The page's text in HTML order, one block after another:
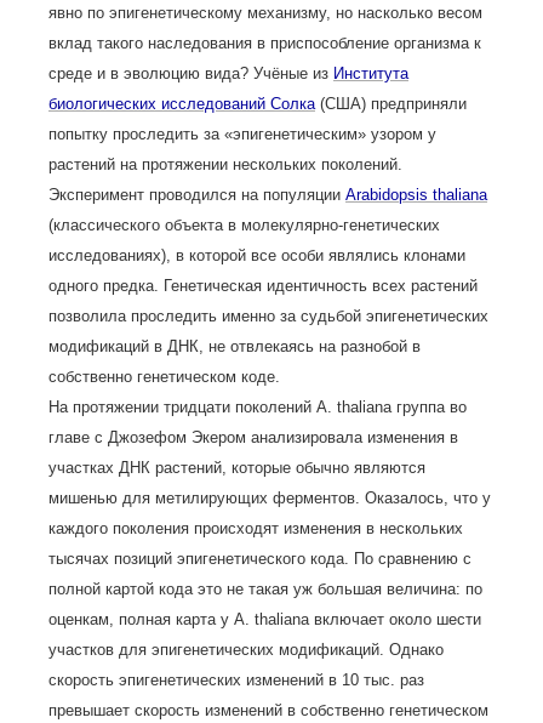
явно по эпигенетическому механизму, но насколько весом
вклад такого наследования в приспособление организма к
среде и в эволюцию вида? Учёные из Института
биологических исследований Солка (США) предприняли
попытку проследить за «эпигенетическим» узором у
растений на протяжении нескольких поколений.
Эксперимент проводился на популяции Arabidopsis thaliana
(классического объекта в молекулярно-генетических
исследованиях), в которой все особи являлись клонами
одного предка. Генетическая идентичность всех растений
позволила проследить именно за судьбой эпигенетических
модификаций в ДНК, не отвлекаясь на разнобой в
собственно генетическом коде.
На протяжении тридцати поколений A. thaliana группа во
главе с Джозефом Экером анализировала изменения в
участках ДНК растений, которые обычно являются
мишенью для метилирующих ферментов. Оказалось, что у
каждого поколения происходят изменения в нескольких
тысячах позиций эпигенетического кода. По сравнению с
полной картой кода это не такая уж большая величина: по
оценкам, полная карта у A. thaliana включает около шести
участков для эпигенетических модификаций. Однако
скорость эпигенетических изменений в 10 тыс. раз
превышает скорость изменений в собственно генетическом